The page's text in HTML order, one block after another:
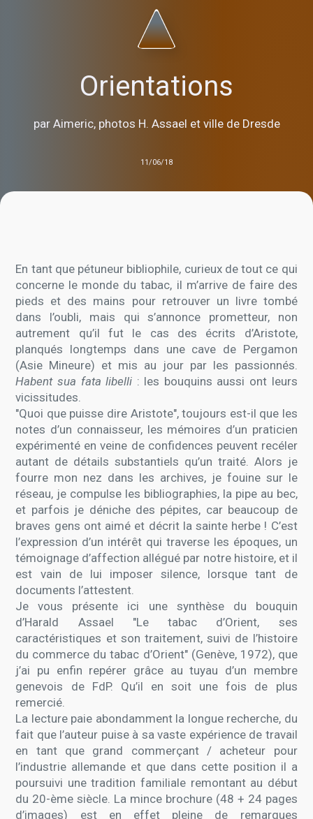
Orientations
par Aimeric, photos H. Assael et ville de Dresde
11/06/18
En tant que pétuneur bibliophile, curieux de tout ce qui
concerne le monde du tabac, il m’arrive de faire des
pieds et des mains pour retrouver un livre tombé
dans l’oubli, mais qui s’annonce prometteur, non
autrement qu’il fut le cas des écrits d’Aristote,
planqués longtemps dans une cave de Pergamon
(Asie Mineure) et mis au jour par les passionnés.
Habent sua fata libelli : les bouquins aussi ont leurs
vicissitudes.
"Quoi que puisse dire Aristote", toujours est-il que les
notes d’un connaisseur, les mémoires d’un praticien
expérimenté en veine de confidences peuvent recéler
autant de détails substantiels qu’un traité. Alors je
fourre mon nez dans les archives, je fouine sur le
réseau, je compulse les bibliographies, la pipe au bec,
et parfois je déniche des pépites, car beaucoup de
braves gens ont aimé et décrit la sainte herbe ! C’est
l’expression d’un intérêt qui traverse les époques, un
témoignage d’affection allégué par notre histoire, et il
est vain de lui imposer silence, lorsque tant de
documents l’attestent.
Je vous présente ici une synthèse du bouquin
d’Harald Assael "Le tabac d’Orient, ses
caractéristiques et son traitement, suivi de l’histoire
du commerce du tabac d’Orient" (Genève, 1972), que
j’ai pu enfin repérer grâce au tuyau d’un membre
genevois de FdP. Qu’il en soit une fois de plus
remercié.
La lecture paie abondamment la longue recherche, du
fait que l’auteur puise à sa vaste expérience de travail
en tant que grand commerçant / acheteur pour
l’industrie allemande et que dans cette position il a
poursuivi une tradition familiale remontant au début
du 20-ème siècle. La mince brochure (48 + 24 pages
d’images) est en effet pleine de remarques